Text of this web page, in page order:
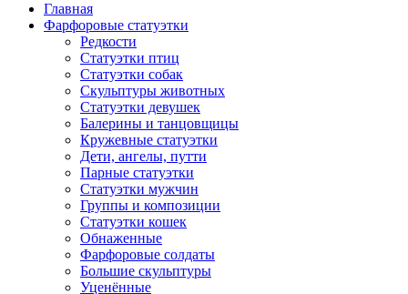
Главная
Фарфоровые статуэтки
Редкости
Cтатуэтки птиц
Cтатуэтки собак
Скульптуры животных
Статуэтки девушек
Балерины и танцовщицы
Кружевные статуэтки
Дети, ангелы, путти
Парные статуэтки
Статуэтки мужчин
Группы и композиции
Статуэтки кошек
Обнаженные
Фарфоровые солдаты
Большие скульптуры
Уценённые